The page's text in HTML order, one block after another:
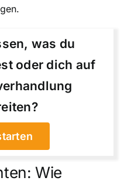
was du
oder dich auf
Wie